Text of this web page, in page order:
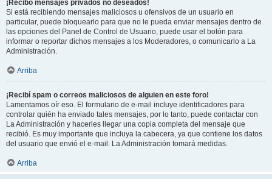
¡Recibo mensajes privados no deseados!
Si está recibiendo mensajes maliciosos u ofensivos de un usuario en
particular, puede bloquearlo para que no le pueda enviar mensajes dentro de
las opciones del Panel de Control de Usuario, puede usar el botón para
informar o reportar dichos mensajes a los Moderadores, o comunicarlo a La
Administración.
Arriba
¡Recibí spam o correos maliciosos de alguien en este foro!
Lamentamos oír eso. El formulario de e-mail incluye identificadores para
controlar quién ha enviado tales mensajes, por lo tanto, puede contactar con
La Administración y hacerles llegar una copia completa del mensaje que
recibió. Es muy importante que incluya la cabecera, ya que contiene los datos
del usuario que envió el e-mail. La Administración tomará medidas.
Arriba